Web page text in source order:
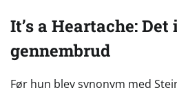
It’s a Heartache:
gennembrud
Før hun blev synonym med